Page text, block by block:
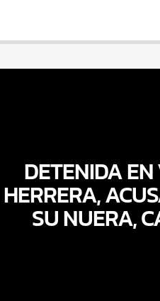
DETENIDA
HERRERA,
SU NUERA,